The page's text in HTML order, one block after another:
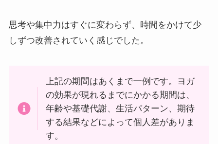
思考や集中力はすぐに変わらず、時間をかけて少
しずつ改善されていく感じでした。
上記の期間はあくまで一例です。ヨガ
の効果が現れるまでにかかる期間は、
年齢や基礎代謝、生活パターン、期待
する結果などによって個人差がありま
す。